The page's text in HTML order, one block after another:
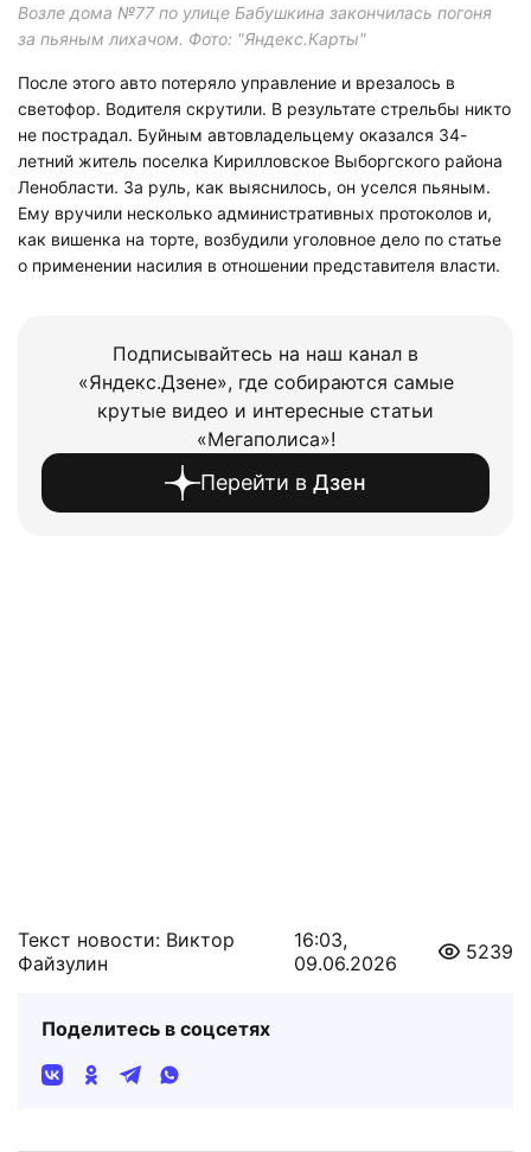
Возле дома №77 по улице Бабушкина закончилась погоня
за пьяным лихачом. Фото: "Яндекс.Карты"
После этого авто потеряло управление и врезалось в
светофор. Водителя скрутили. В результате стрельбы никто
не пострадал. Буйным автовладельцему оказался 34-
летний житель поселка Кирилловское Выборгского района
Ленобласти. За руль, как выяснилось, он уселся пьяным.
Ему вручили несколько административных протоколов и,
как вишенка на торте, возбудили уголовное дело по статье
о применении насилия в отношении представителя власти.
Подписывайтесь на наш канал в
«Яндекс.Дзене», где собираются самые
крутые видео и интересные статьи
«Мегаполиса»!
Перейти в Дзен
Текст новости: Виктор
Файзулин
16:03,
09.06.2026
5239
Поделитесь в соцсетях